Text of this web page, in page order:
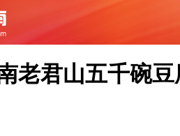
老君山五千碗豆